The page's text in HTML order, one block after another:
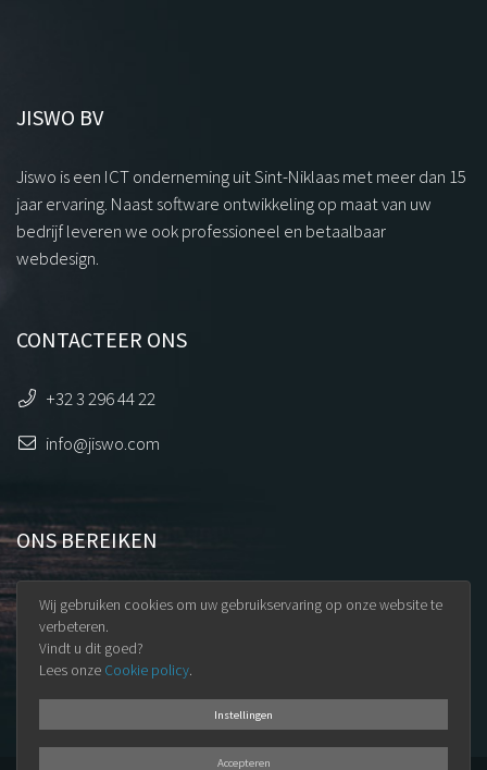
JISWO BV
Jiswo is een ICT onderneming uit Sint-Niklaas met meer dan 15
jaar ervaring. Naast software ontwikkeling op maat van uw
bedrijf leveren we ook professioneel en betaalbaar
webdesign.
CONTACTEER ONS
+32 3 296 44 22
info@jiswo.com
ONS BEREIKEN
Uilenstraat 32
9100 Sint-Niklaas
BTW BE 0891.345.965
Wij gebruiken cookies om uw gebruikservaring op onze website te
verbeteren.
Vindt u dit goed?
Lees onze Cookie policy.
Instellingen
Accepteren